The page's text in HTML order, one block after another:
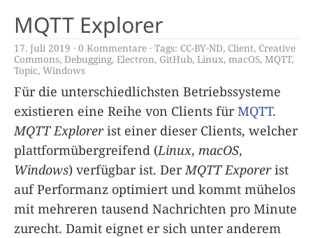
MQTT Explorer
17. Juli 2019 0 Kommentare Tags: CC-BY-ND, Client, Creative
Commons, Debugging, Electron, GitHub, Linux, macOS, MQTT,
Topic, Windows
Für die unterschiedlichsten Betriebssysteme
existieren eine Reihe von Clients fürMQTT.
MQTT Explorerist einer dieser Clients, welcher
plattformübergreifend (Linux, macOS,
Windows) verfügbar ist. DerMQTT Exporerist
auf Performanz optimiert und kommt mühelos
mit mehreren tausend Nachrichten pro Minute
zurecht. Damit eignet er sich unter anderem